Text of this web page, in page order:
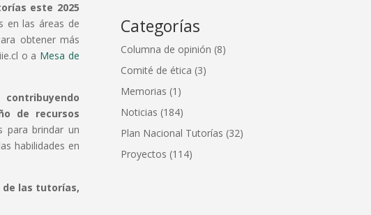
este 2025
en las áreas de
obtener más
o a Mesa de
de recursos
para brindar un
habilidades en
de las tutorías,
Categorías
Columna de opinión (8)
Comité de ética (3)
Memorias (1)
Noticias (184)
Plan Nacional Tutorías (32)
Proyectos (114)